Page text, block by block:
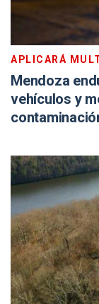
APLICARÁ
Mendoza
vehículos y